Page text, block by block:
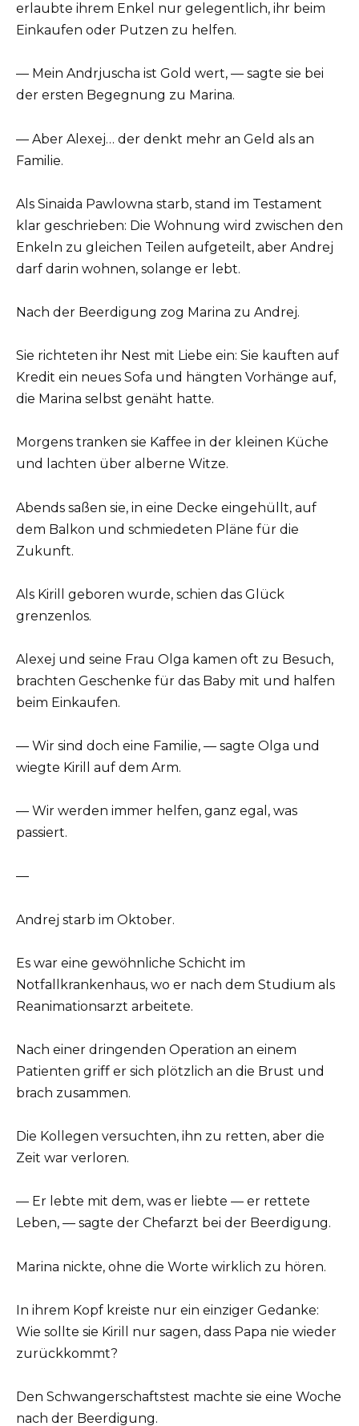
erlaubte ihrem Enkel nur gelegentlich, ihr beim
Einkaufen oder Putzen zu helfen.
— Mein Andrjuscha ist Gold wert, — sagte sie bei
der ersten Begegnung zu Marina.
— Aber Alexej… der denkt mehr an Geld als an
Familie.
Als Sinaida Pawlowna starb, stand im Testament
klar geschrieben: Die Wohnung wird zwischen den
Enkeln zu gleichen Teilen aufgeteilt, aber Andrej
darf darin wohnen, solange er lebt.
Nach der Beerdigung zog Marina zu Andrej.
Sie richteten ihr Nest mit Liebe ein: Sie kauften auf
Kredit ein neues Sofa und hängten Vorhänge auf,
die Marina selbst genäht hatte.
Morgens tranken sie Kaffee in der kleinen Küche
und lachten über alberne Witze.
Abends saßen sie, in eine Decke eingehüllt, auf
dem Balkon und schmiedeten Pläne für die
Zukunft.
Als Kirill geboren wurde, schien das Glück
grenzenlos.
Alexej und seine Frau Olga kamen oft zu Besuch,
brachten Geschenke für das Baby mit und halfen
beim Einkaufen.
— Wir sind doch eine Familie, — sagte Olga und
wiegte Kirill auf dem Arm.
— Wir werden immer helfen, ganz egal, was
passiert.
—
Andrej starb im Oktober.
Es war eine gewöhnliche Schicht im
Notfallkrankenhaus, wo er nach dem Studium als
Reanimationsarzt arbeitete.
Nach einer dringenden Operation an einem
Patienten griff er sich plötzlich an die Brust und
brach zusammen.
Die Kollegen versuchten, ihn zu retten, aber die
Zeit war verloren.
— Er lebte mit dem, was er liebte — er rettete
Leben, — sagte der Chefarzt bei der Beerdigung.
Marina nickte, ohne die Worte wirklich zu hören.
In ihrem Kopf kreiste nur ein einziger Gedanke:
Wie sollte sie Kirill nur sagen, dass Papa nie wieder
zurückkommt?
Den Schwangerschaftstest machte sie eine Woche
nach der Beerdigung.